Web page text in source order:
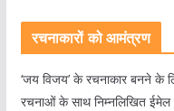
रचनाकारों को आमंत्रण
‘जय विजय’ के रचनाकार बनने के
रचनाओं के साथ निम्नलिखित